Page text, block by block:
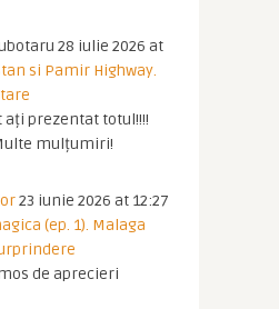
28 iulie 2026 at
si Pamir Highway.
prezentat totul!!!!
mulțumiri!
23 iunie 2026 at 12:27
(ep. 1). Malaga
de aprecieri